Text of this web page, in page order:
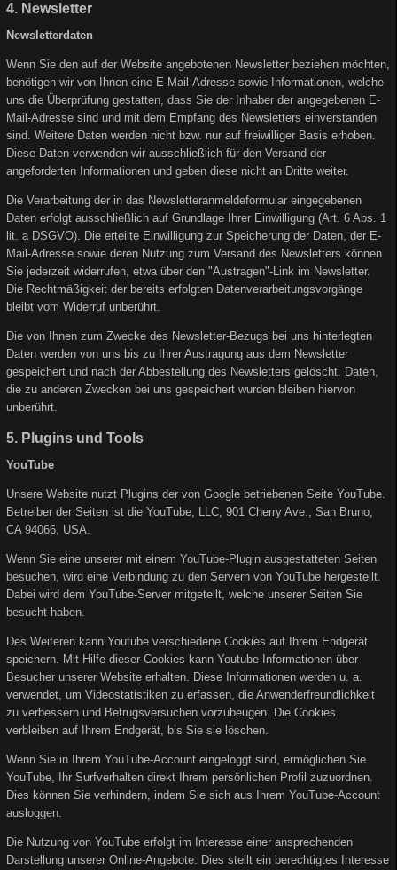
4. Newsletter
Newsletterdaten
Wenn Sie den auf der Website angebotenen Newsletter beziehen möchten,
benötigen wir von Ihnen eine E-Mail-Adresse sowie Informationen, welche
uns die Überprüfung gestatten, dass Sie der Inhaber der angegebenen E-
Mail-Adresse sind und mit dem Empfang des Newsletters einverstanden
sind. Weitere Daten werden nicht bzw. nur auf freiwilliger Basis erhoben.
Diese Daten verwenden wir ausschließlich für den Versand der
angeforderten Informationen und geben diese nicht an Dritte weiter.
Die Verarbeitung der in das Newsletteranmeldeformular eingegebenen
Daten erfolgt ausschließlich auf Grundlage Ihrer Einwilligung (Art. 6 Abs. 1
lit. a DSGVO). Die erteilte Einwilligung zur Speicherung der Daten, der E-
Mail-Adresse sowie deren Nutzung zum Versand des Newsletters können
Sie jederzeit widerrufen, etwa über den "Austragen"-Link im Newsletter.
Die Rechtmäßigkeit der bereits erfolgten Datenverarbeitungsvorgänge
bleibt vom Widerruf unberührt.
Die von Ihnen zum Zwecke des Newsletter-Bezugs bei uns hinterlegten
Daten werden von uns bis zu Ihrer Austragung aus dem Newsletter
gespeichert und nach der Abbestellung des Newsletters gelöscht. Daten,
die zu anderen Zwecken bei uns gespeichert wurden bleiben hiervon
unberührt.
5. Plugins und Tools
YouTube
Unsere Website nutzt Plugins der von Google betriebenen Seite YouTube.
Betreiber der Seiten ist die YouTube, LLC, 901 Cherry Ave., San Bruno,
CA 94066, USA.
Wenn Sie eine unserer mit einem YouTube-Plugin ausgestatteten Seiten
besuchen, wird eine Verbindung zu den Servern von YouTube hergestellt.
Dabei wird dem YouTube-Server mitgeteilt, welche unserer Seiten Sie
besucht haben.
Des Weiteren kann Youtube verschiedene Cookies auf Ihrem Endgerät
speichern. Mit Hilfe dieser Cookies kann Youtube Informationen über
Besucher unserer Website erhalten. Diese Informationen werden u. a.
verwendet, um Videostatistiken zu erfassen, die Anwenderfreundlichkeit
zu verbessern und Betrugsversuchen vorzubeugen. Die Cookies
verbleiben auf Ihrem Endgerät, bis Sie sie löschen.
Wenn Sie in Ihrem YouTube-Account eingeloggt sind, ermöglichen Sie
YouTube, Ihr Surfverhalten direkt Ihrem persönlichen Profil zuzuordnen.
Dies können Sie verhindern, indem Sie sich aus Ihrem YouTube-Account
ausloggen.
Die Nutzung von YouTube erfolgt im Interesse einer ansprechenden
Darstellung unserer Online-Angebote. Dies stellt ein berechtigtes Interesse